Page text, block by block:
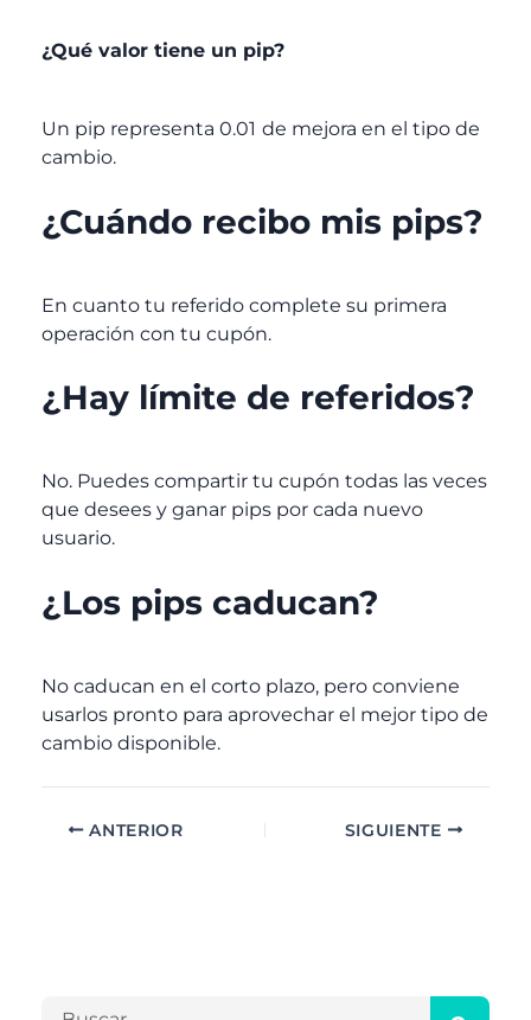
¿Qué valor tiene un pip?
Un pip representa 0.01 de mejora en el tipo de
cambio.
¿Cuándo recibo mis pips?
En cuanto tu referido complete su primera
operación con tu cupón.
¿Hay límite de referidos?
No. Puedes compartir tu cupón todas las veces
que desees y ganar pips por cada nuevo
usuario.
¿Los pips caducan?
No caducan en el corto plazo, pero conviene
usarlos pronto para aprovechar el mejor tipo de
cambio disponible.
ANTERIOR SIGUIENTE